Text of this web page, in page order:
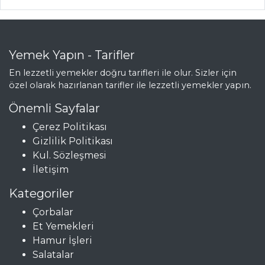
Tarifleri
BALIK
YEMEKLERI
Tayland Usulü
Karidesli Avokado
Domatesli Ve
Karidesli Balık
Kavurma
Soya Soslu
Somon
Balık Yemekleri
Tüm Tarifleri
Yemek Yapın - Tarifler
En lezzetli yemekler doğru tarifleri ile olur. Sizler için
özel olarak hazırlanan tarifler ile lezzetli yemekler yapın.
Önemli Sayfalar
Çerez Politikası
Gizlilik Politikası
Kul. Sözleşmesi
İletişim
Kategoriler
Çorbalar
Et Yemekleri
Hamur İşleri
Salatalar